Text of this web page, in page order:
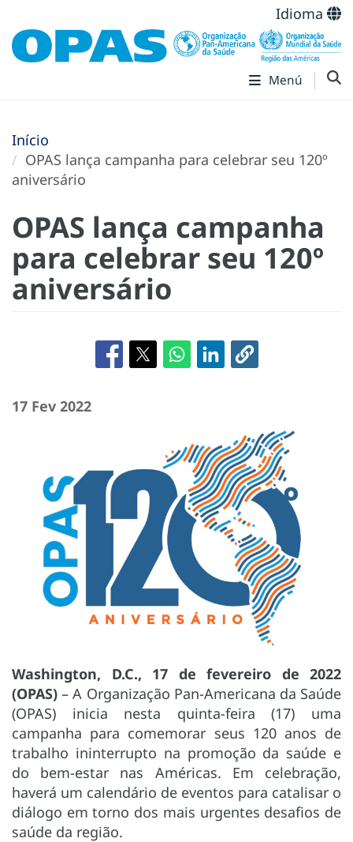
Idioma
Menú
Início
OPAS lança campanha para celebrar seu 120º
aniversário
OPAS lança campanha
para celebrar seu 120º
aniversário
17 Fev 2022
Washington, D.C., 17 de fevereiro de 2022
(OPAS) – A Organização Pan-Americana da Saúde
(OPAS) inicia nesta quinta-feira (17) uma
campanha para comemorar seus 120 anos de
trabalho ininterrupto na promoção da saúde e
do bem-estar nas Américas. Em celebração,
haverá um calendário de eventos para catalisar o
diálogo em torno dos mais urgentes desafios de
saúde da região.